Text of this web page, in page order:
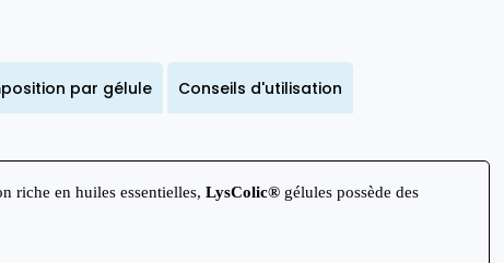
par gélule Conseils d'utilisation
riche en huiles essentielles, LysColic® gélules possède des